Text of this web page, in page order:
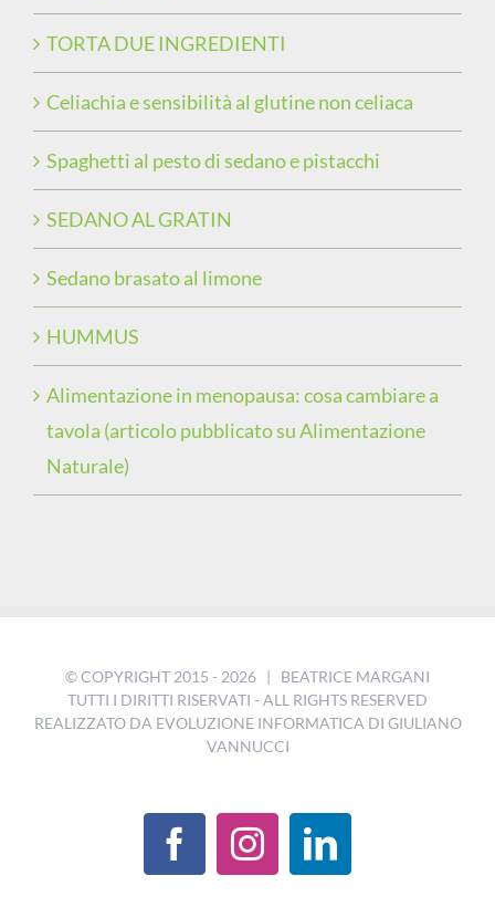
TORTA DUE INGREDIENTI
Celiachia e sensibilità al glutine non celiaca
Spaghetti al pesto di sedano e pistacchi
SEDANO AL GRATIN
Sedano brasato al limone
HUMMUS
Alimentazione in menopausa: cosa cambiare a
tavola (articolo pubblicato su Alimentazione
Naturale)
© COPYRIGHT 2015 - 2026 | BEATRICE MARGANI
TUTTI I DIRITTI RISERVATI - ALL RIGHTS RESERVED
REALIZZATO DA EVOLUZIONE INFORMATICA DI GIULIANO
VANNUCCI